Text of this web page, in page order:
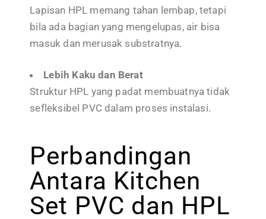
Lapisan HPL memang tahan lembap, tetapi
bila ada bagian yang mengelupas, air bisa
masuk dan merusak substratnya.
Lebih Kaku dan Berat
Struktur HPL yang padat membuatnya tidak
sefleksibel PVC dalam proses instalasi.
Perbandingan
Antara Kitchen
Set PVC dan HPL